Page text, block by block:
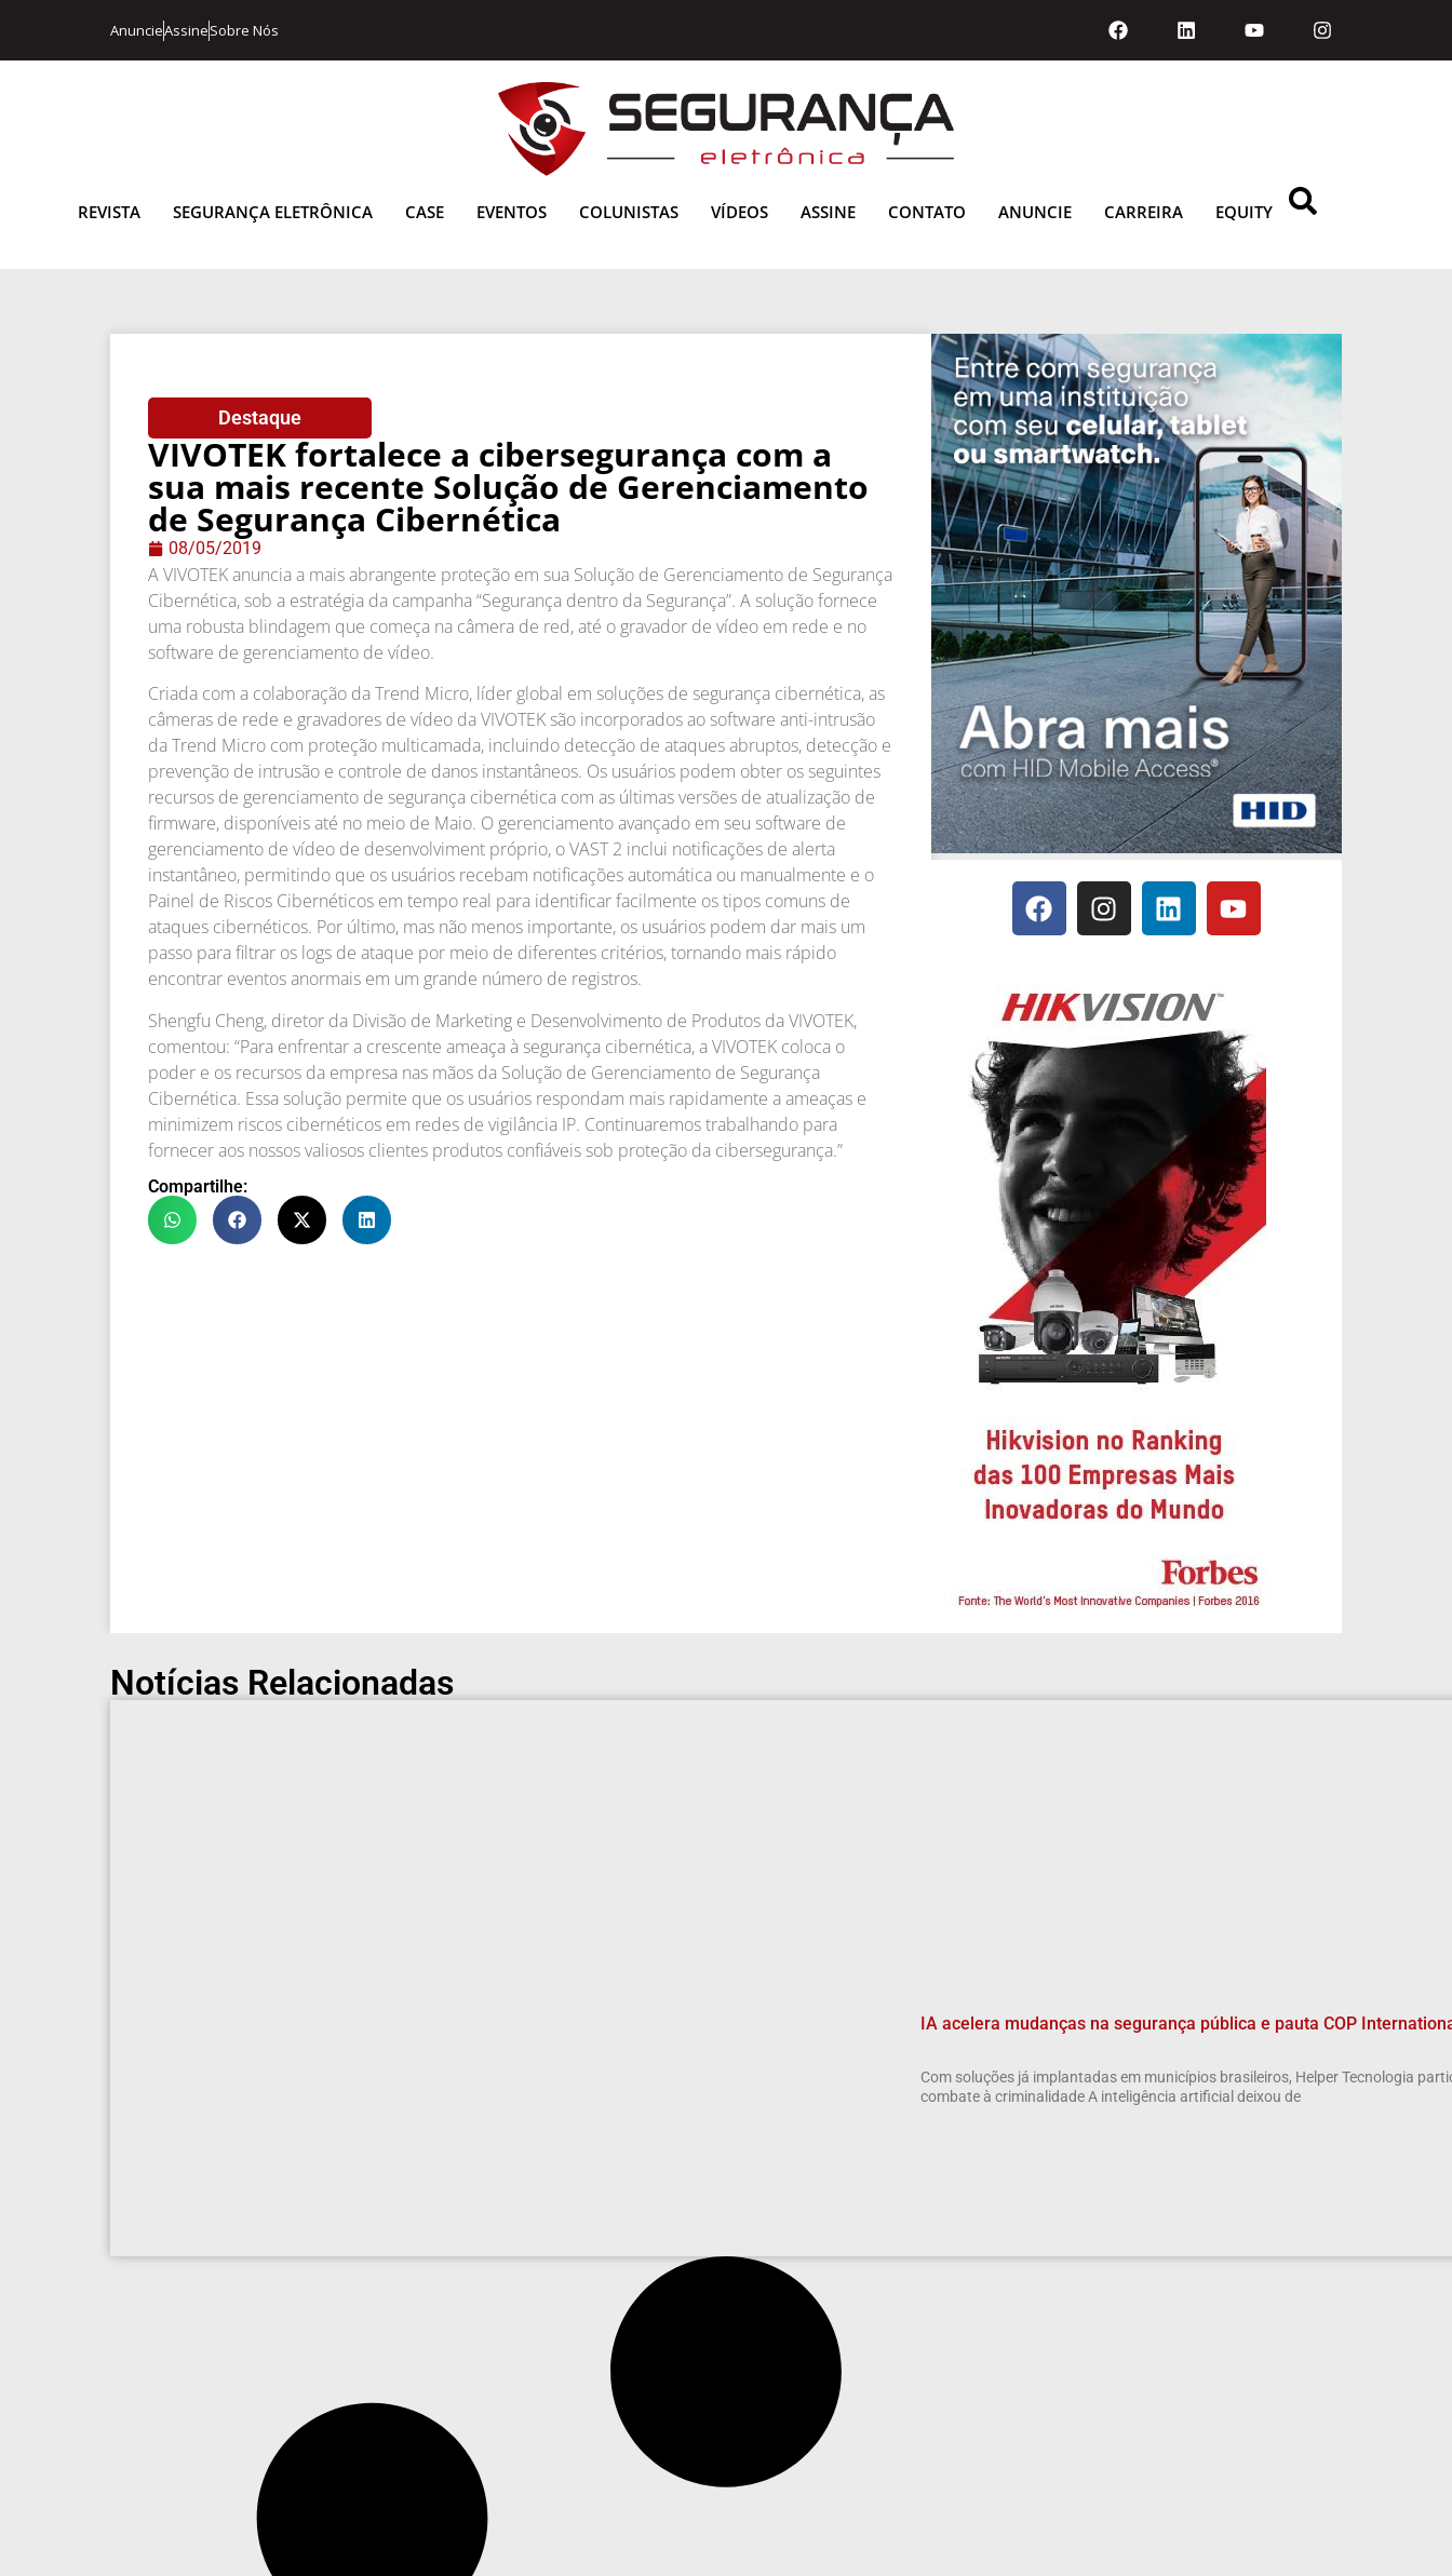
AnuncieAssineSobre Nós
REVISTA SEGURANÇA ELETRÔNICA CASE EVENTOS COLUNISTAS VÍDEOS ASSINE CONTATO ANUNCIE CARREIRA EQUITY
Destaque
VIVOTEK fortalece a cibersegurança com a
sua mais recente Solução de Gerenciamento
de Segurança Cibernética
08/05/2019
A VIVOTEK anuncia a mais abrangente proteção em sua Solução de Gerenciamento de Segurança
Cibernética, sob a estratégia da campanha “Segurança dentro da Segurança”. A solução fornece
uma robusta blindagem que começa na câmera de red, até o gravador de vídeo em rede e no
software de gerenciamento de vídeo.
Criada com a colaboração da Trend Micro, líder global em soluções de segurança cibernética, as
câmeras de rede e gravadores de vídeo da VIVOTEK são incorporados ao software anti-intrusão
da Trend Micro com proteção multicamada, incluindo detecção de ataques abruptos, detecção e
prevenção de intrusão e controle de danos instantâneos. Os usuários podem obter os seguintes
recursos de gerenciamento de segurança cibernética com as últimas versões de atualização de
firmware, disponíveis até no meio de Maio. O gerenciamento avançado em seu software de
gerenciamento de vídeo de desenvolviment próprio, o VAST 2 inclui notificações de alerta
instantâneo, permitindo que os usuários recebam notificações automática ou manualmente e o
Painel de Riscos Cibernéticos em tempo real para identificar facilmente os tipos comuns de
ataques cibernéticos. Por último, mas não menos importante, os usuários podem dar mais um
passo para filtrar os logs de ataque por meio de diferentes critérios, tornando mais rápido
encontrar eventos anormais em um grande número de registros.
Shengfu Cheng, diretor da Divisão de Marketing e Desenvolvimento de Produtos da VIVOTEK,
comentou: “Para enfrentar a crescente ameaça à segurança cibernética, a VIVOTEK coloca o
poder e os recursos da empresa nas mãos da Solução de Gerenciamento de Segurança
Cibernética. Essa solução permite que os usuários respondam mais rapidamente a ameaças e
minimizem riscos cibernéticos em redes de vigilância IP. Continuaremos trabalhando para
fornecer aos nossos valiosos clientes produtos confiáveis sob proteção da cibersegurança.”
Compartilhe:
Notícias Relacionadas
IA acelera mudanças na segurança pública e pauta COP
Com soluções já implantadas em municípios brasileiros, Helper Tecnologia
combate à criminalidade A inteligência artificial deixou de